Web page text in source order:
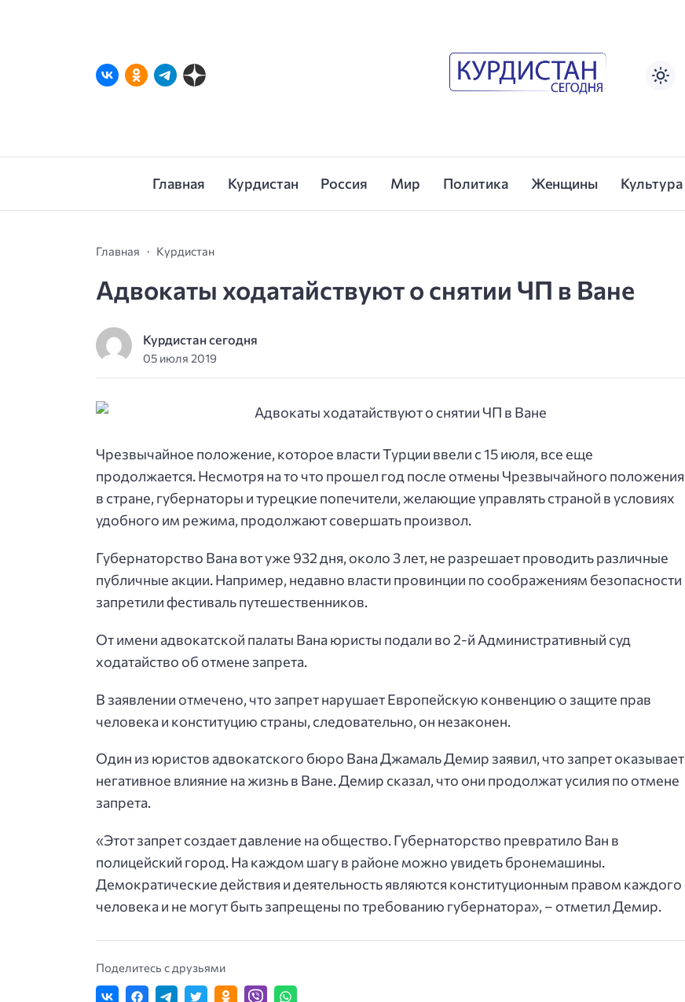
Главная Курдистан Россия Мир Политика Женщины Культура
Главная Курдистан
Адвокаты ходатайствуют о снятии ЧП в Ване
Курдистан сегодня
05 июля 2019
Чрезвычайное положение, которое власти Турции ввели с 15 июля, все еще
продолжается. Несмотря на то что прошел год после отмены Чрезвычайного положения
в стране, губернаторы и турецкие попечители, желающие управлять страной в условиях
удобного им режима, продолжают совершать произвол.
Губернаторство Вана вот уже 932 дня, около 3 лет, не разрешает проводить различные
публичные акции. Например, недавно власти провинции по соображениям безопасности
запретили фестиваль путешественников.
От имени адвокатской палаты Вана юристы подали во 2-й Административный суд
ходатайство об отмене запрета.
В заявлении отмечено, что запрет нарушает Европейскую конвенцию о защите прав
человека и конституцию страны, следовательно, он незаконен.
Один из юристов адвокатского бюро Вана Джамаль Демир заявил, что запрет оказывает
негативное влияние на жизнь в Ване. Демир сказал, что они продолжат усилия по отмене
запрета.
«Этот запрет создает давление на общество. Губернаторство превратило Ван в
полицейский город. На каждом шагу в районе можно увидеть бронемашины.
Демократические действия и деятельность являются конституционным правом каждого
человека и не могут быть запрещены по требованию губернатора», – отметил Демир.
Поделитесь с друзьями